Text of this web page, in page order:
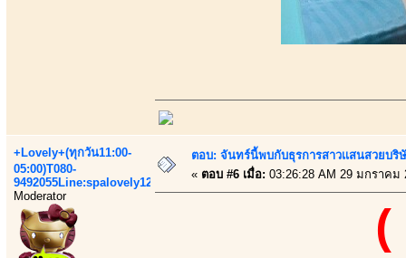
+Lovely+(ทุกวัน11:00-
05:00)T080-
9492055Line:spalovely123
Moderator
ตอบ: จันทร์นี้พบกับธุรการสาวเเสนสวยบ
« ตอบ #6 เมื่อ: 03:26:28 AM 29 มกราคม